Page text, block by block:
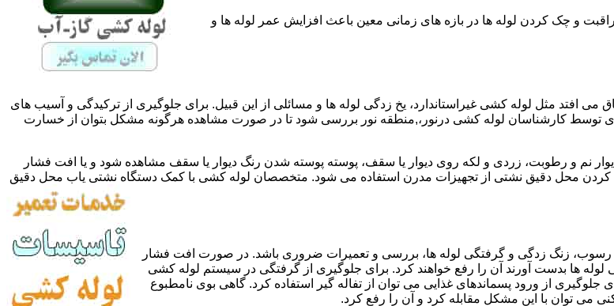
و چک کردن لوله ها در بازه های زمانی معین باعث افزایش عمر لوله ها و
افتد مثل لوله کشی غیراستاندارد، یخ زدگی لوله ها و مسائلی از این قبیل. برای جلوگیری از ترکیدگی و آسیب های
کارشناسان لوله کشی درنور،,منطقه نور بررسی شود تا در صورت مشاهده هرگونه مشکل بتوان از خسارت
نم و رطوبت، زردی و لکه روی دیوار یا سقف، پوسته پوسته شدن رنگ دیوار یا سقف مشاهده شود و یا افت فشار
کردن محل دقیق نشتی از تجهیزات مدرن استفاده می شود. متخصصان لوله کشی با کمک دستگاه نشتی یاب محل دقیق
زنگ زدگی و گرفتگی لوله ها، بررسی و تعمیرات ضروری باشد. در صورت افت فشار
ها بدست آورند آن را رفع خواهند کرد. برای جلوگیری از گرفتگی در سیستم لوله کشی
از ورود پسماندهای غذایی می توان از تفاله گیر استفاده کرد. گاهی بوی نامطبوع
می توان با این مشکل مقابله کرد و آن را رفع کرد.